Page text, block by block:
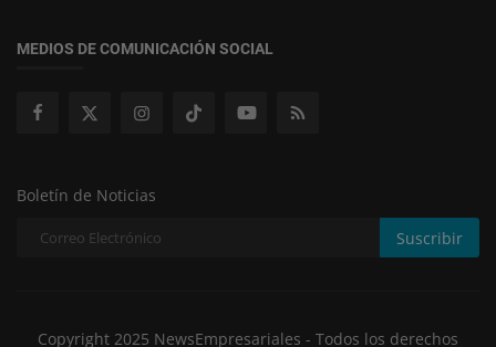
MEDIOS DE COMUNICACIÓN SOCIAL
Boletín de Noticias
Suscribir
Copyright 2025 NewsEmpresariales - Todos los derechos